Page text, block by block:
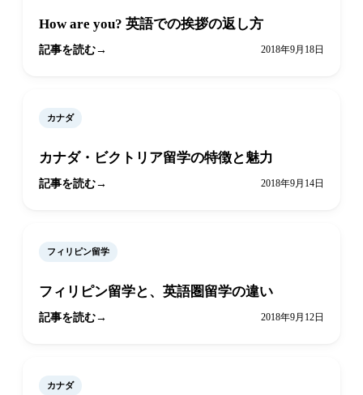
How are you? 英語での挨拶の返し方
記事を読む 2018年9月18日
カナダ
カナダ・ビクトリア留学の特徴と魅力
記事を読む 2018年9月14日
フィリピン留学
フィリピン留学と、英語圏留学の違い
記事を読む 2018年9月12日
カナダ